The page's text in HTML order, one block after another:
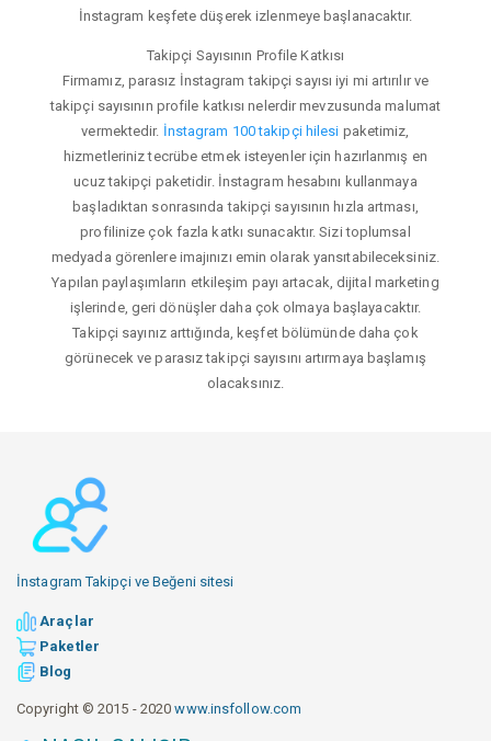
İnstagram keşfete düşerek izlenmeye başlanacaktır.
Takipçi Sayısının Profile Katkısı
Firmamız, parasız İnstagram takipçi sayısı iyi mi artırılır ve
takipçi sayısının profile katkısı nelerdir mevzusunda malumat
vermektedir. İnstagram 100 takipçi hilesi paketimiz,
hizmetleriniz tecrübe etmek isteyenler için hazırlanmış en
ucuz takipçi paketidir. İnstagram hesabını kullanmaya
başladıktan sonrasında takipçi sayısının hızla artması,
profilinize çok fazla katkı sunacaktır. Sizi toplumsal
medyada görenlere imajınızı emin olarak yansıtabileceksiniz.
Yapılan paylaşımların etkileşim payı artacak, dijital marketing
işlerinde, geri dönüşler daha çok olmaya başlayacaktır.
Takipçi sayınız arttığında, keşfet bölümünde daha çok
görünecek ve parasız takipçi sayısını artırmaya başlamış
olacaksınız.
İnstagram Takipçi ve Beğeni sitesi
Araçlar
Paketler
Blog
Copyright © 2015 - 2020www.insfollow.com